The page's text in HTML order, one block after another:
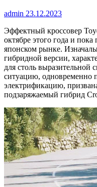
admin 23.12.2023
Эффектный кроссовер
октябре этого года и
японском рынке.
гибридной версии,
для столь
ситуацию, одновременно
электрификацию,
подзаряжаемый гибрид